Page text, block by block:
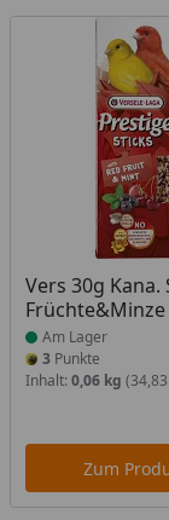
Vers 30g Kana.
Früchte&Minze
Produkt am
Am Lager
3 Punkte
Inhalt: 0,06 kg
Zum